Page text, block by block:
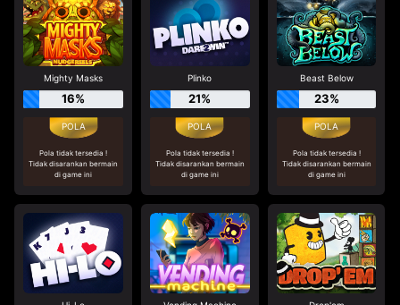
Mighty Masks
16%
Pola tidak tersedia !
Tidak disarankan bermain
di game ini
Plinko
21%
Pola tidak tersedia !
Tidak disarankan bermain
di game ini
Beast Below
23%
Pola tidak tersedia !
Tidak disarankan bermain
di game ini